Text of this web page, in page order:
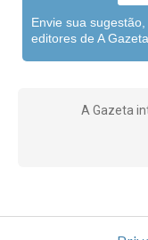
Envie sua
editores de A Gazeta
A Gazeta